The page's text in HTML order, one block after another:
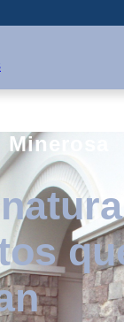
Minerosa